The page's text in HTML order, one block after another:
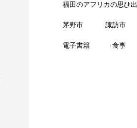
福田のアフリカの思ひ出
茅野市 諏訪市
電子書籍 食事